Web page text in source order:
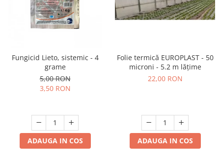
Fungicid Lieto, sistemic - 4
grame
5,00 RON
3,50 RON
ADAUGA IN COS
Folie termică EUROPLAST - 50
microni - 5.2 m lățime
22,00 RON
ADAUGA IN COS